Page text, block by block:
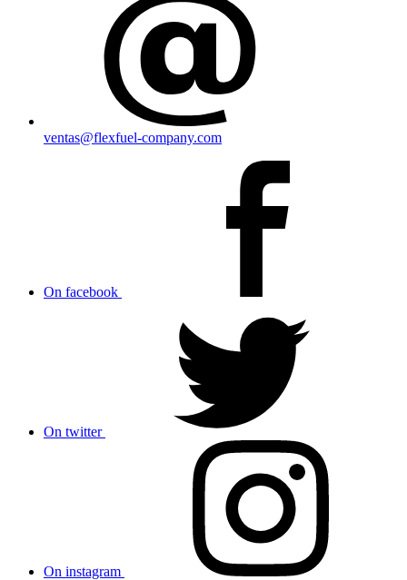
ventas@flexfuel-company.com
On facebook
On twitter
On instagram